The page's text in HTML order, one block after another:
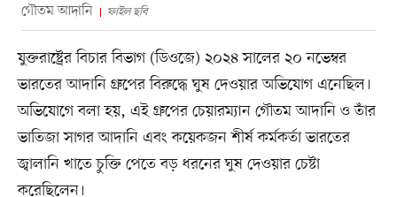
গৌতম আদানি ফাইল ছবি
যুক্তরাষ্ট্রের বিচার বিভাগ (ডিওজে) ২০২৪ সালের ২০ নভেম্বর
ভারতের আদানি গ্রুপের বিরুদ্ধে ঘুষ দেওয়ার অভিযোগ এনেছিল।
অভিযোগে বলা হয়, এই গ্রুপের চেয়ারম্যান গৌতম আদানি ও তাঁর
ভাতিজা সাগর আদানি এবং কয়েকজন শীর্ষ কর্মকর্তা ভারতের
জ্বালানি খাতে চুক্তি পেতে বড় ধরনের ঘুষ দেওয়ার চেষ্টা
করেছিলেন।